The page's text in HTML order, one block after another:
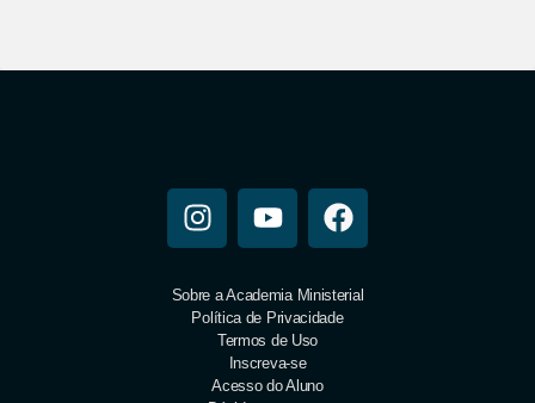
Sobre a Academia Ministerial
Política de Privacidade
Termos de Uso
Inscreva-se
Acesso do Aluno